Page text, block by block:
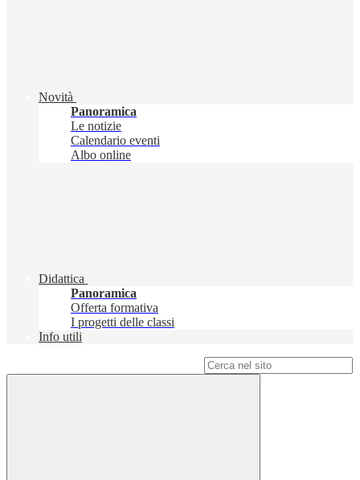
Novità
Panoramica
Le notizie
Calendario eventi
Albo online
Didattica
Panoramica
Offerta formativa
I progetti delle classi
Info utili